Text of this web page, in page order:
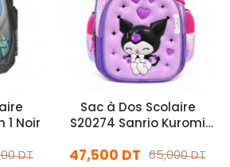
1 Noir
DT
Sac à Dos Scolaire
S20274 Sanrio Kuromi
65,000 DT
47,500 DT